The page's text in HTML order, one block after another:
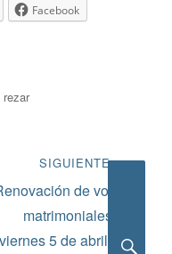
Facebook
rezar
SIGUIENTE →
entrada:
de votos
matrimoniales el
viernes 5 de abril de